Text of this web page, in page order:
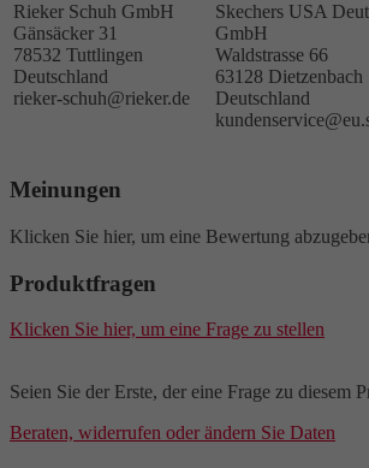
Rieker Schuh GmbH
Gänsäcker 31
78532 Tuttlingen
Deutschland
rieker-schuh@rieker.de
Skechers USA
GmbH
Waldstrasse 66
63128 Dietzenbach
Deutschland
Meinungen
Klicken Sie hier, um eine Bewertung
Produktfragen
Klicken Sie hier, um eine Frage zu stellen
Seien Sie der Erste, der eine Frage zu diesem
Beraten, widerrufen oder ändern Sie Daten